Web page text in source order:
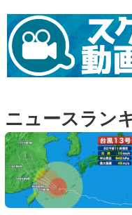
ニュースラン